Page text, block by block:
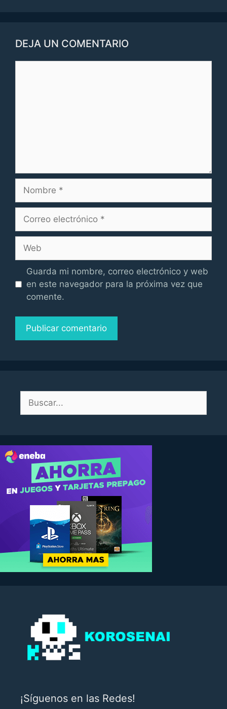
DEJA UN COMENTARIO
Nombre
Correo
Web
Guarda mi nombre, correo electrónico y web
en este navegador para la próxima vez que
comente.
¡Síguenos en las Redes!